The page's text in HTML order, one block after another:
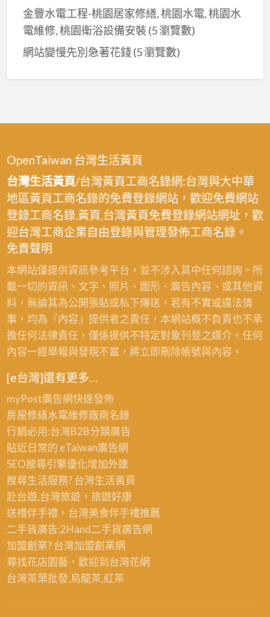
金豐水電工程-桃園居家修繕, 桃園水電, 桃園水
電維修, 桃園衛浴設備安裝 (5 瀏覽數)
網站變慢先別急著花錢(5 瀏覽數)
OpenTaiwan 台灣生活黃頁
台灣生活黃頁/台灣黃頁工商名錄網:台灣與大中華
地區黃頁工商名錄的免費登錄網站，歡迎免費網站
登錄工商名錄.黃頁,台灣黃頁免費登錄網站網址，歡
迎台灣工商企業自由登錄與管理發佈工商名錄。
免責聲明
本網站僅提供資訊參考平台，並不涉入其中任何諮詢。所
載一切的資訊、文字、照片、圖形、廣告內容、或其他資
料，無論其為公開張貼或私下傳送，若有不實或違法情
事，均為『內容』提供者之責任，本網站概不負責也不承
擔任何法律責任，僅係提供不特定對象刊登之媒介。任何
內容一經舉報與發現不當，將立即刪除帳號與內容。
[e台灣]還有更多…
myPost廣告網快速發佈
房屋修繕水電維修廠商名錄
行銷必用:台灣B2B分類廣告
貼近日常的 eTaiwan廣告網
SEO搜尋引擎優化增加外連
搜尋生活服務? 台灣生活黃頁
赴台遊,台灣旅遊，旅遊好康
送禮伴手禮，台灣美食伴手禮推薦
二手貨廣告:2Hand二手貨廣告網
加盟創業? 台灣加盟創業網
尋找花店園藝，歡迎到 台灣花網
台灣茶葉批發,烏龍茶,紅茶